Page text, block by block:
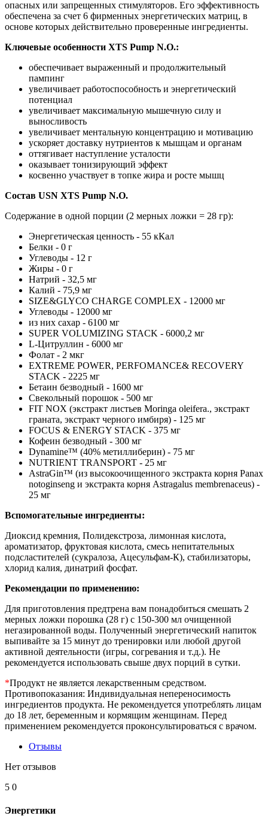
опасных или запрещенных стимуляторов. Его эффективность
обеспечена за счет 6 фирменных энергетических матриц, в
основе которых действительно проверенные ингредиенты.
Ключевые особенности XTS Pump N.O.:
обеспечивает выраженный и продолжительный
пампинг
увеличивает работоспособность и энергетический
потенциал
увеличивает максимальную мышечную силу и
выносливость
увеличивает ментальную концентрацию и мотивацию
ускоряет доставку нутриентов к мышцам и органам
оттягивает наступление усталости
оказывает тонизирующий эффект
косвенно участвует в топке жира и росте мышц
Состав USN XTS Pump N.O.
Содержание в одной порции (2 мерных ложки = 28 гр):
Энергетическая ценность - 55 кКал
Белки - 0 г
Углеводы - 12 г
Жиры - 0 г
Натрий - 32,5 мг
Калий - 75,9 мг
SIZE&GLYCO CHARGE COMPLEX - 12000 мг
Углеводы - 12000 мг
из них сахар - 6100 мг
SUPER VOLUMIZING STACK - 6000,2 мг
L-Цитруллин - 6000 мг
Фолат - 2 мкг
EXTREME POWER, PERFOMANCE& RECOVERY
STACK - 2225 мг
Бетаин безводный - 1600 мг
Свекольный порошок - 500 мг
FIT NOX (экстракт листьев Moringa oleifera., экстракт
граната, экстракт черного имбиря) - 125 мг
FOCUS & ENERGY STACK - 375 мг
Кофеин безводный - 300 мг
Dynamine™ (40% метиллиберин) - 75 мг
NUTRIENT TRANSPORT - 25 мг
AstraGin™ (из высокоочищенного экстракта корня Panax
notoginseng и экстракта корня Astragalus membrenaceus) -
25 мг
Вспомогательные ингредиенты:
Диоксид кремния, Полидекстроза, лимонная кислота,
ароматизатор, фруктовая кислота, смесь непитательных
подсластителей (сукралоза, Ацесульфам-К), стабилизаторы,
хлорид калия, динатрий фосфат.
Рекомендации по применению:
Для приготовления предтрена вам понадобиться смешать 2
мерных ложки порошка (28 г) с 150-300 мл очищенной
негазированной воды. Полученный энергетический напиток
выпивайте за 15 минут до тренировки или любой другой
активной деятельности (игры, согревания и т.д.). Не
рекомендуется использовать свыше двух порций в сутки.
*Продукт не является лекарственным средством.
Противопоказания: Индивидуальная непереносимость
ингредиентов продукта. Не рекомендуется употреблять лицам
до 18 лет, беременным и кормящим женщинам. Перед
применением рекомендуется проконсультироваться с врачом.
Отзывы
Нет отзывов
5 0
Энергетики